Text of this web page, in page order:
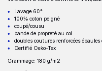
Lavage 60°
100% coton peigné
coupé/cousu
bande de propreté au col
doubles coutures renforcées épaules
Certifié Oeko-Tex
Grammage: 180 g/m2